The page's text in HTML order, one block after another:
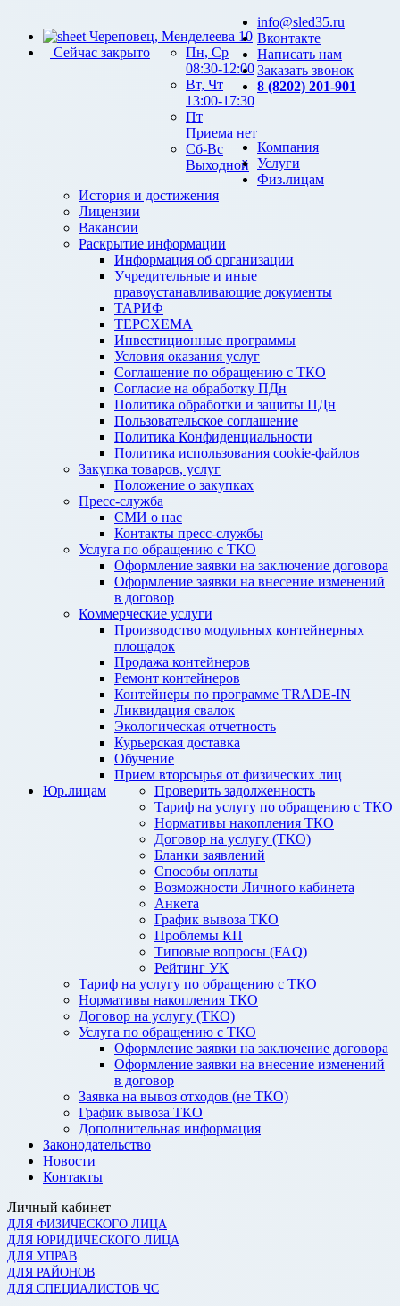
Череповец, Менделеева 10
Сейчас закрыто
Пн, Ср
08:30-12:00
Вт, Чт
13:00-17:30
Пт
Приема нет
Сб-Вс
Выходной
info@sled35.ru
Вконтакте
Написать нам
Заказать звонок
8 (8202) 201-901
Компания
История и достижения
Лицензии
Вакансии
Раскрытие информации
Информация об организации
Учредительные и иные
правоустанавливающие документы
ТАРИФ
ТЕРСХЕМА
Инвестиционные программы
Условия оказания услуг
Соглашение по обращению с ТКО
Согласие на обработку ПДн
Политика обработки и защиты ПДн
Пользовательское соглашение
Политика Конфиденциальности
Политика использования cookie-файлов
Закупка товаров, услуг
Положение о закупках
Пресс-служба
СМИ о нас
Контакты пресс-службы
Услуги
Услуга по обращению с ТКО
Оформление заявки на заключение договора
Оформление заявки на внесение изменений
в договор
Коммерческие услуги
Производство модульных контейнерных
площадок
Продажа контейнеров
Ремонт контейнеров
Контейнеры по программе TRADE-IN
Ликвидация свалок
Экологическая отчетность
Курьерская доставка
Обучение
Прием вторсырья от физических лиц
Физ.лицам
Проверить задолженность
Тариф на услугу по обращению с ТКО
Нормативы накопления ТКО
Договор на услугу (ТКО)
Бланки заявлений
Способы оплаты
Возможности Личного кабинета
Анкета
График вывоза ТКО
Проблемы КП
Типовые вопросы (FAQ)
Рейтинг УК
Юр.лицам
Тариф на услугу по обращению с ТКО
Нормативы накопления ТКО
Договор на услугу (ТКО)
Услуга по обращению с ТКО
Оформление заявки на заключение договора
Оформление заявки на внесение изменений
в договор
Заявка на вывоз отходов (не ТКО)
График вывоза ТКО
Дополнительная информация
Законодательство
Новости
Контакты
Личный кабинет
ДЛЯ ФИЗИЧЕСКОГО ЛИЦА
ДЛЯ ЮРИДИЧЕСКОГО ЛИЦА
ДЛЯ УПРАВ
ДЛЯ РАЙОНОВ
ДЛЯ СПЕЦИАЛИСТОВ ЧС